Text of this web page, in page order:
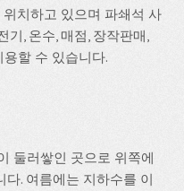
치하고 있으며 파쇄석 사
기, 온수, 매점, 장작판매,
할 수 있습니다.
둘러쌓인 곳으로 위쪽에
. 여름에는 지하수를 이